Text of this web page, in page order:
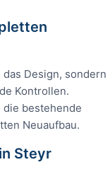
Design, sondern
Kontrollen.
die bestehende
Neuaufbau.
Steyr